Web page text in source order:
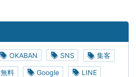
OKABAN SNS 集客
無料 Google LINE